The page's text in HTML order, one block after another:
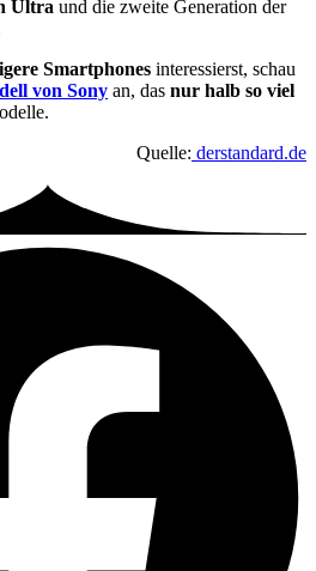
Ultra und die zweite Generation der
Smartphones interessierst, schau
von Sony an, das nur halb so viel
Quelle: derstandard.de